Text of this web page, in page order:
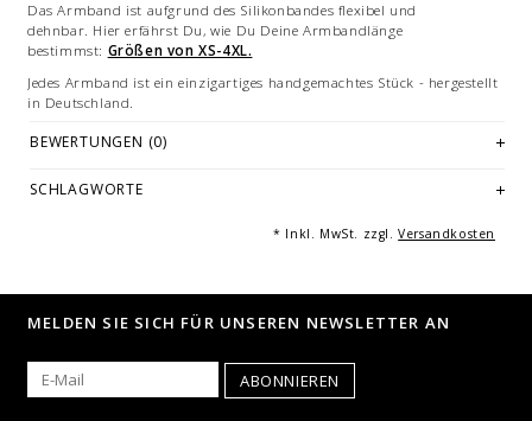
Das Armband ist aufgrund des Silikonbandes flexibel und
dehnbar. Hier erfährst Du, wie Du Deine Armbandlänge
bestimmst: Größen von XS-4XL.
Jedes Armband ist ein einzigartiges handgemachtes Stück - hergestellt
in Deutschland.
Edelsteine sind Naturprodukte, weshalb geringfügige Unterschiede in
sind auf Überlieferungen und esoterischen Glauben zurückzuführen
Bilddarstellungen: beispielhafte Bilder des Armbandes in teils
BEWERTUNGEN (0)
SCHLAGWORTE
* Inkl. MwSt. zzgl.Versandkosten
MELDEN SIE SICH FÜR UNSEREN NEWSLETTER AN
ABONNIEREN